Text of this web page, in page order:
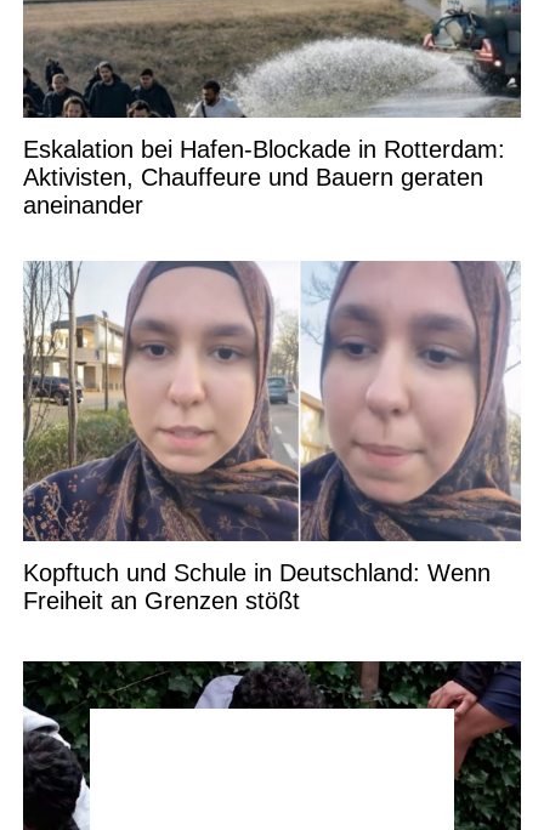
Eskalation bei Hafen-Blockade in Rotterdam:
Aktivisten, Chauffeure und Bauern geraten
aneinander
Kopftuch und Schule in Deutschland: Wenn
Freiheit an Grenzen stößt